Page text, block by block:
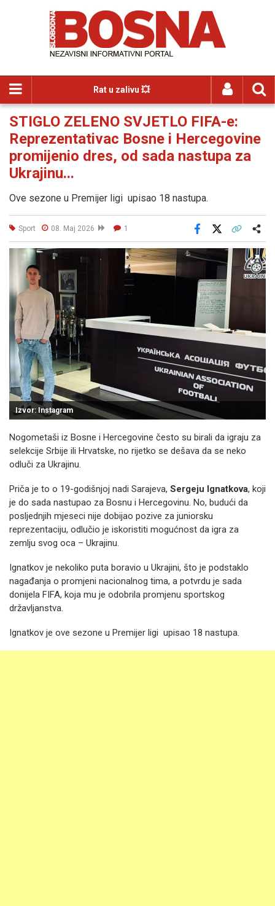
Rat u zalivu 💥
STIGLO ZELENO SVJETLO FIFA-e:
Reprezentativac Bosne i Hercegovine
promijenio dres, od sada nastupa za
Ukrajinu...
Ove sezone u Premijer ligi upisao 18 nastupa.
Sport 08. Maj 2026 1
Facebook
Izvor: Instagram
Nogometaši iz Bosne i Hercegovine često su birali da igraju za
selekcije Srbije ili Hrvatske, no rijetko se dešava da se neko
odluči za Ukrajinu.
Priča je to o 19-godišnjoj nadi Sarajeva, Sergeju Ignatkova, koji
je do sada nastupao za Bosnu i Hercegovinu. No, budući da
posljednjih mjeseci nije dobijao pozive za juniorsku
reprezentaciju, odlučio je iskoristiti mogućnost da igra za
zemlju svog oca – Ukrajinu.
Ignatkov je nekoliko puta boravio u Ukrajini, što je podstaklo
nagađanja o promjeni nacionalnog tima, a potvrdu je sada
donijela FIFA, koja mu je odobrila promjenu sportskog
državljanstva.
Ignatkov je ove sezone u Premijer ligi upisao 18 nastupa.